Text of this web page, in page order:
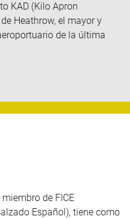
KAD (Kilo Apron
Heathrow, el mayor y
de la última
miembro de FICE
Español), tiene como